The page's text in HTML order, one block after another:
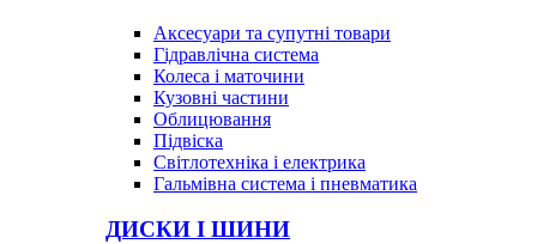
Аксесуари та супутні товари
Гідравлічна система
Колеса і маточини
Кузовні частини
Облицювання
Підвіска
Світлотехніка і електрика
Гальмівна система і пневматика
ДИСКИ І ШИНИ